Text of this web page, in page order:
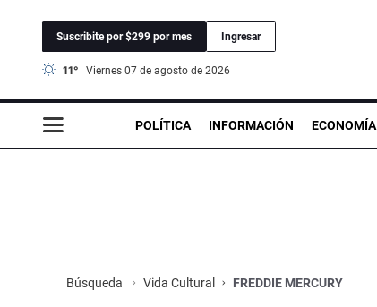
Suscribite por $299 por mes Ingresar
11° viernes 07 de agosto de 2026
POLÍTICA INFORMACIÓN ECONOMÍA
Búsqueda Vida Cultural FREDDIE MERCURY